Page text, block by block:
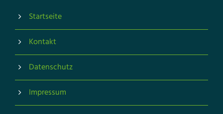
Startseite
Kontakt
Datenschutz
Impressum